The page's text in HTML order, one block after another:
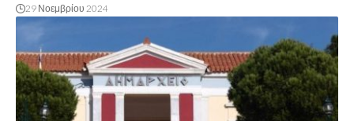
29 Νοεμβρίου 2024